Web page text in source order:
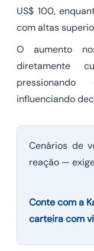
US$ 100,
com altas
O aumento
diretamente
influenciando
Cenários de
reação —
Conte com a
carteira com